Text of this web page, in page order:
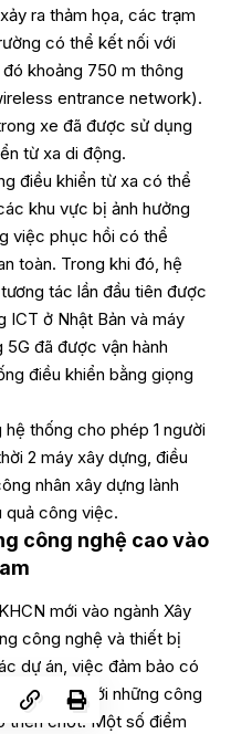
ra thảm họa, các trạm
có thể kết nối với
khoảng 750 m thông
entrance network).
xe đã được sử dụng
từ xa di động.
điều khiển từ xa có thể
khu vực bị ảnh hưởng
việc phục hồi có thể
toàn. Trong khi đó, hệ
tác lần đầu tiên được
ICT ở Nhật Bản và máy
đã được vận hành
điều khiển bằng giọng
thống cho phép 1 người
2 máy xây dựng, điều
nhân xây dựng lành
quả công việc.
công nghệ cao vào
mới vào ngành Xây
công nghệ và thiết bị
dự án, việc đảm bảo có
thích với những công
then chốt. Một số điểm